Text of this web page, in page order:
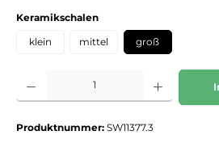
Keramikschalenauswählen
klein mittel groß
Produkt Anzahl: Gib den gewünschten Wert ein
Produktnummer: SW11377.3